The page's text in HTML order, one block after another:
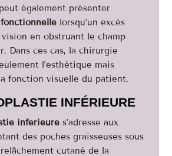
également présenter
lorsqu’un excès
en obstruant le champ
Dans ces cas, la chirurgie
l’esthétique mais
fonction visuelle du patient.
INFÉRIEURE
inférieure s’adresse aux
des poches graisseuses sous
cutané de la